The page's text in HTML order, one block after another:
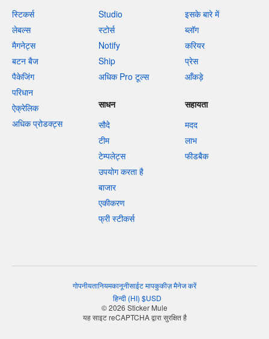
स्टिकर्स
लेबल्स
मैगनेट्स
बटन बैज
पैकेजिंग
परिधान
ऐक्रेलिक
अधिक प्रोडक्ट्स
Studio
स्टोर्स
Notify
Ship
अधिक Pro टूल्स
इसके बारे में
ब्लॉग
करियर
प्रेस
आँकड़े
साधन
सौदे
टीम
टेम्पलेट्स
उपयोग करता है
बाजार
एकीकरण
फ्री स्टीकर्स
सहायता
मदद
लाभ
फीडबैक
गोपनीयतानियमकानूनीसाईट मापकुकीज़ मैनेज करें
हिन्दी(HI) $USD
© 2026 Sticker Mule
यह साइट reCAPTCHA द्वारा सुरक्षित है